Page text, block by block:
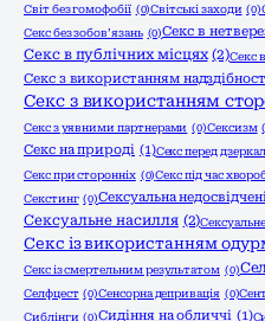
Світ без гомофобії (0)Світські заходи (0)
Секс без зобов’язань (0)Секс в
Секс в публічних місцях (2)Секс
Секс з використанням
Секс з використанням
Секс з уявними партнерами (0)Сексизм
Секс на природі (1)Секс перед
Секс при сторонніх (0)Секс під час
Секстинг (0)Сексуальна
Сексуальне насилля (2)
Секс із використанням
Секс із смертельним результатом (0)
Селфцест (0)Сенсорна депривація (0)
Сиблінги (0)Сидіння на обличчі (1)